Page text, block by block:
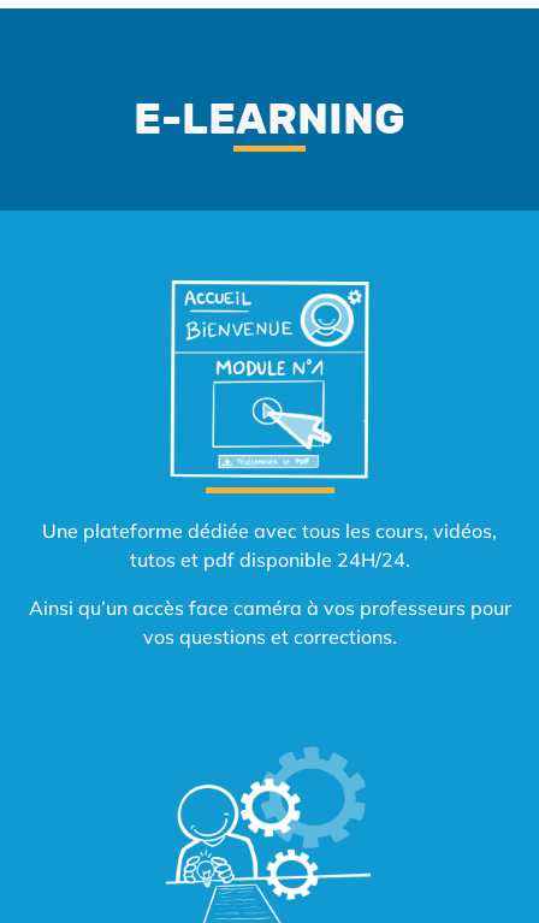
E-LEARNING
Une plateforme dédiée avec tous les cours, vidéos,
tutos et pdf disponible 24H/24.
Ainsi qu’un accès face caméra à vos professeurs pour
vos questions et corrections.